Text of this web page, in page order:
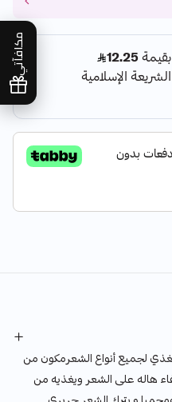
مكافآتي
لجميع أنواع الشعرمكون من
هاله على الشعر ويغذيه من